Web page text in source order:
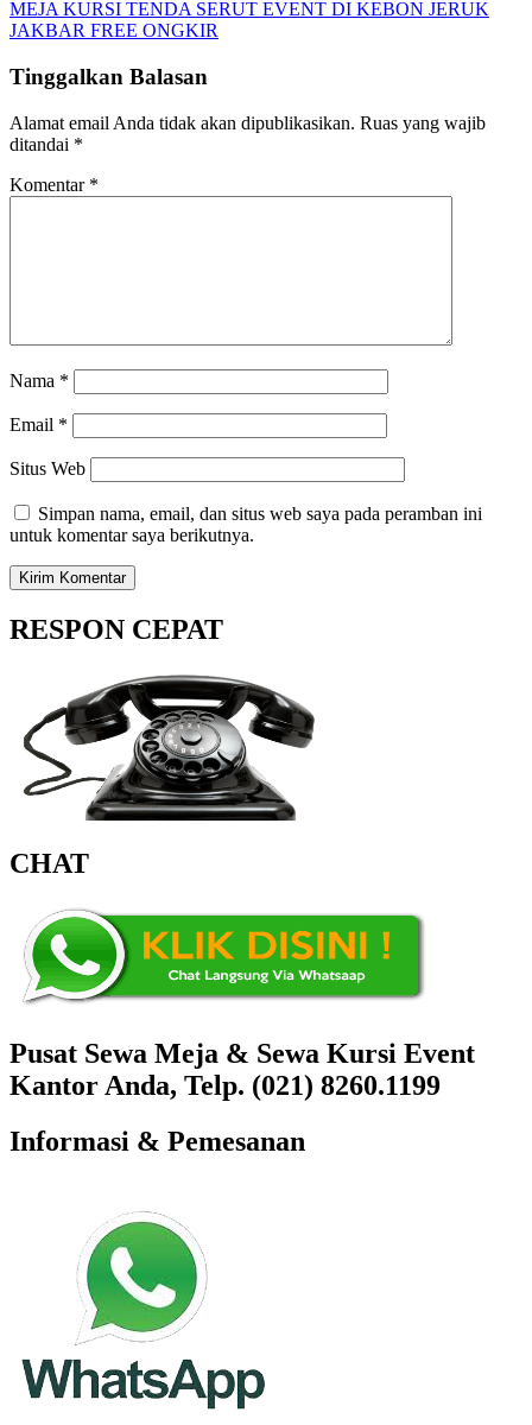
MEJA KURSI TENDA SERUT EVENT DI KEBON JERUK
JAKBAR FREE ONGKIR
Tinggalkan Balasan
Alamat email Anda tidak akan dipublikasikan. Ruas yang wajib
ditandai *
Komentar *
Nama *
Email *
Situs Web
Simpan nama, email, dan situs web saya pada peramban ini
untuk komentar saya berikutnya.
RESPON CEPAT
CHAT
Pusat Sewa Meja & Sewa Kursi Event
Kantor Anda, Telp. (021) 8260.1199
Informasi & Pemesanan